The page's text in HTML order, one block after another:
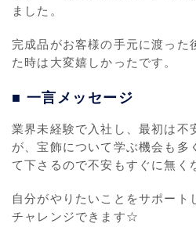
ました。
完成品がお客様の手元に渡った
た時は大変嬉しかったです。
■ 一言メッセージ
業界未経験で入社し、最初は不
が、宝飾について学ぶ機会も多
て下さるので不安もすぐに無く
自分がやりたいことをサポート
チャレンジできます☆